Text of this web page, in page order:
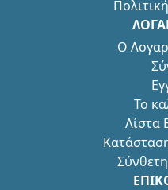
Ο
Το
Λίστα